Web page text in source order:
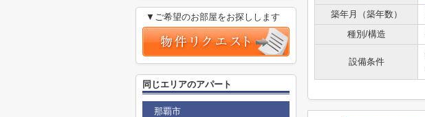
築年月（築年数）
種別/構造
設備条件
▼ご希望のお部屋をお探しします
同じエリアのアパート
那覇市